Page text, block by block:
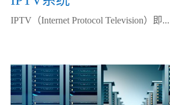
IPTV（Internet Protocol Television）即...